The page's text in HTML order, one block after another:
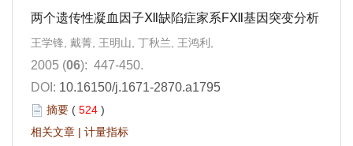
两个遗传性凝血因子Ⅻ缺陷症家系FⅫ基因突变分析
王学锋, 戴菁, 王明山, 丁秋兰, 王鸿利,
2005 (06): 447-450.
DOI: 10.16150/j.1671-2870.a1795
摘要 ( 524 )
相关文章 | 计量指标